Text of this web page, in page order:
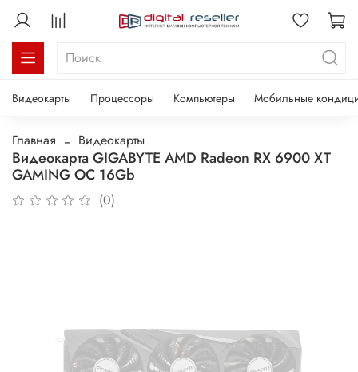
Видеокарты Процессоры Компьютеры Мобильные
Главная Видеокарты
Видеокарта GIGABYTE AMD Radeon RX 6900 XT
GAMING OC 16Gb
(0)